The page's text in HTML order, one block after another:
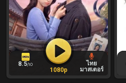
8.5/10
ไทย
มาสเตอร์
1080p